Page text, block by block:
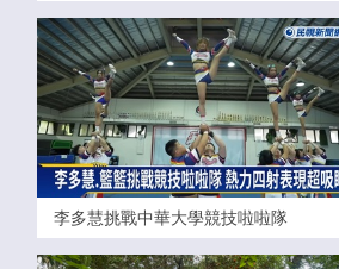
李多慧挑戰中華大學競技啦啦隊